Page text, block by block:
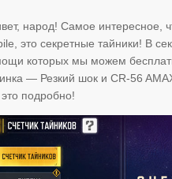
народ! Самое интересное,
, это секретные тайники! В
которых мы можем
— Резкий шок и CR-56
это подробно!